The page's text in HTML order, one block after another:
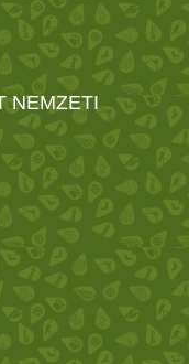
NEMZETI